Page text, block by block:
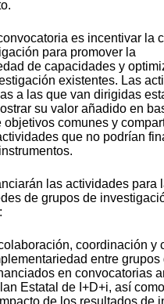
es incentivar la
para promover la
de capacidades y
existentes. Las
a las que van dirigidas
su valor añadido en
comunes y
que no podrían
las actividades para
de grupos de
coordinación y
entre grupos
en convocatorias
Estatal de I+D+i, así como
de los resultados de